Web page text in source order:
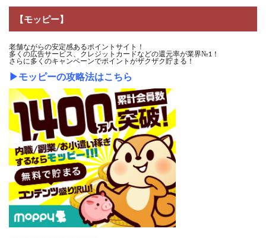
【モッピー】
老舗ながらの安定感あるポイントサイト！
多くの広告サービス、クレジットカードなどの還元率が業界№1！
さらに多くのキャンペーンでポイントがザクザク貯まる！
▶モッピーの攻略法はこちら